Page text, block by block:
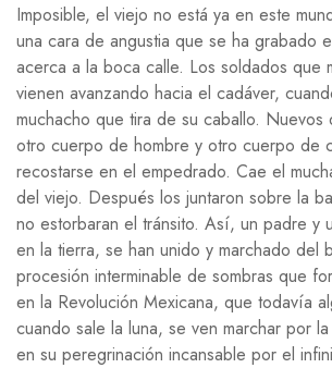
Imposible, el viejo no está ya en este
una cara de angustia que se ha grabado
acerca a la boca calle. Los soldados que
vienen avanzando hacia el cadáver,
muchacho que tira de su caballo. Nuevos
otro cuerpo de hombre y otro cuerpo de
recostarse en el empedrado. Cae el
del viejo. Después los juntaron sobre la
no estorbaran el tránsito. Así, un padre y
en la tierra, se han unido y marchado del
procesión interminable de sombras que
en la Revolución Mexicana, que todavía
cuando sale la luna, se ven marchar por
en su peregrinación incansable por el